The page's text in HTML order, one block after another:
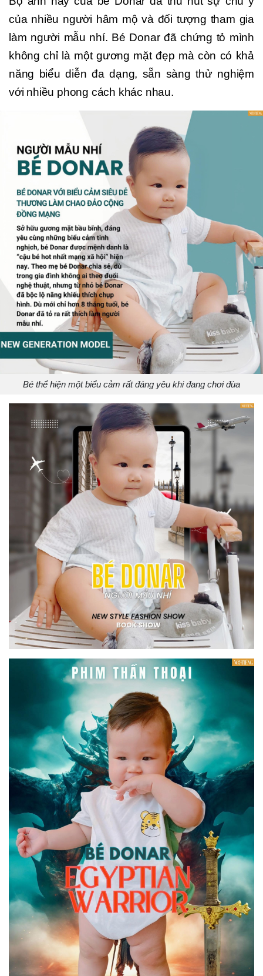
của nhiều người hâm mộ và đối tượng tham gia
làm người mẫu nhí. Bé Donar đã chứng tỏ mình
không chỉ là một gương mặt đẹp mà còn có khả
năng biểu diễn đa dạng, sẵn sàng thử nghiệm
với nhiều phong cách khác nhau.
Bé thể hiện một biểu cảm rất đáng yêu khi đang chơi đùa